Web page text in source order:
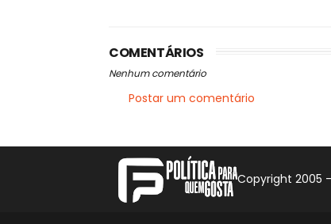
COMENTÁRIOS
Nenhum comentário
Postar um comentário
Copyright 2005 -